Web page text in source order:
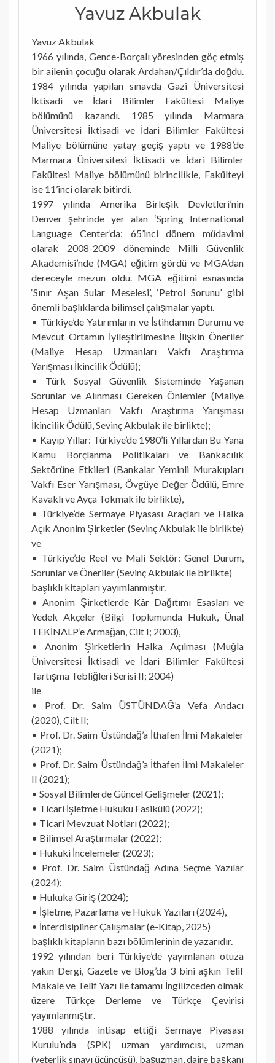
Yavuz Akbulak
Yavuz Akbulak
1966 yılında, Gence-Borçalı yöresinden göç etmiş
bir ailenin çocuğu olarak Ardahan/Çıldır’da doğdu.
1984 yılında yapılan sınavda Gazi Üniversitesi
İktisadi ve İdari Bilimler Fakültesi Maliye
bölümünü kazandı. 1985 yılında Marmara
Üniversitesi İktisadi ve İdari Bilimler Fakültesi
Maliye bölümüne yatay geçiş yaptı ve 1988’de
Marmara Üniversitesi İktisadi ve İdari Bilimler
Fakültesi Maliye bölümünü birincilikle, Fakülteyi
ise 11’inci olarak bitirdi.
1997 yılında Amerika Birleşik Devletleri’nin
Denver şehrinde yer alan ‘Spring International
Language Center’da; 65’inci dönem müdavimi
olarak 2008-2009 döneminde Milli Güvenlik
Akademisi’nde (MGA) eğitim gördü ve MGA’dan
dereceyle mezun oldu. MGA eğitimi esnasında
‘Sınır Aşan Sular Meselesi’, ‘Petrol Sorunu’ gibi
önemli başlıklarda bilimsel çalışmalar yaptı.
• Türkiye’de Yatırımların ve İstihdamın Durumu ve
Mevcut Ortamın İyileştirilmesine İlişkin Öneriler
(Maliye Hesap Uzmanları Vakfı Araştırma
Yarışması İkincilik Ödülü);
• Türk Sosyal Güvenlik Sisteminde Yaşanan
Sorunlar ve Alınması Gereken Önlemler (Maliye
Hesap Uzmanları Vakfı Araştırma Yarışması
İkincilik Ödülü, Sevinç Akbulak ile birlikte);
• Kayıp Yıllar: Türkiye’de 1980’li Yıllardan Bu Yana
Kamu Borçlanma Politikaları ve Bankacılık
Sektörüne Etkileri (Bankalar Yeminli Murakıpları
Vakfı Eser Yarışması, Övgüye Değer Ödülü, Emre
Kavaklı ve Ayça Tokmak ile birlikte),
• Türkiye’de Sermaye Piyasası Araçları ve Halka
Açık Anonim Şirketler (Sevinç Akbulak ile birlikte)
ve
• Türkiye’de Reel ve Mali Sektör: Genel Durum,
Sorunlar ve Öneriler (Sevinç Akbulak ile birlikte)
başlıklı kitapları yayımlanmıştır.
• Anonim Şirketlerde Kâr Dağıtımı Esasları ve
Yedek Akçeler (Bilgi Toplumunda Hukuk, Ünal
TEKİNALP’e Armağan, Cilt I; 2003),
• Anonim Şirketlerin Halka Açılması (Muğla
Üniversitesi İktisadi ve İdari Bilimler Fakültesi
Tartışma Tebliğleri Serisi II; 2004)
ile
• Prof. Dr. Saim ÜSTÜNDAĞ’a Vefa Andacı
(2020), Cilt II;
• Prof. Dr. Saim Üstündağ’a İthafen İlmi Makaleler
(2021);
• Prof. Dr. Saim Üstündağ’a İthafen İlmi Makaleler
II (2021);
• Sosyal Bilimlerde Güncel Gelişmeler (2021);
• Ticari İşletme Hukuku Fasikülü (2022);
• Ticari Mevzuat Notları (2022);
• Bilimsel Araştırmalar (2022);
• Hukuki İncelemeler (2023);
• Prof. Dr. Saim Üstündağ Adına Seçme Yazılar
(2024);
• Hukuka Giriş (2024);
• İşletme, Pazarlama ve Hukuk Yazıları (2024),
• İnterdisipliner Çalışmalar (e-Kitap, 2025)
başlıklı kitapların bazı bölümlerinin de yazarıdır.
1992 yılından beri Türkiye’de yayımlanan otuza
yakın Dergi, Gazete ve Blog’da 3 bini aşkın Telif
Makale ve Telif Yazı ile tamamı İngilizceden olmak
üzere Türkçe Derleme ve Türkçe Çevirisi
yayımlanmıştır.
1988 yılında intisap ettiği Sermaye Piyasası
Kurulu’nda (SPK) uzman yardımcısı, uzman
(yeterlik sınavı üçüncüsü), başuzman, daire başkanı